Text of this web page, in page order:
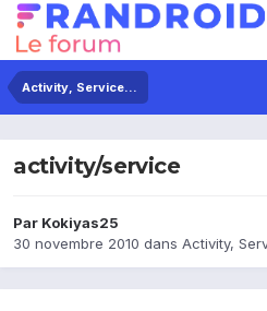
Activity, Service...
activity/service
Par Kokiyas25
30 novembre 2010 dans Activity,